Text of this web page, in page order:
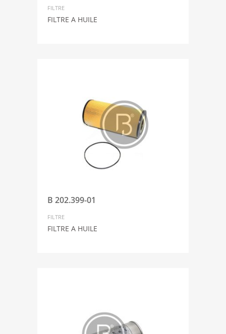
FILTRE
FILTRE A HUILE
B 202.399-01
FILTRE
FILTRE A HUILE